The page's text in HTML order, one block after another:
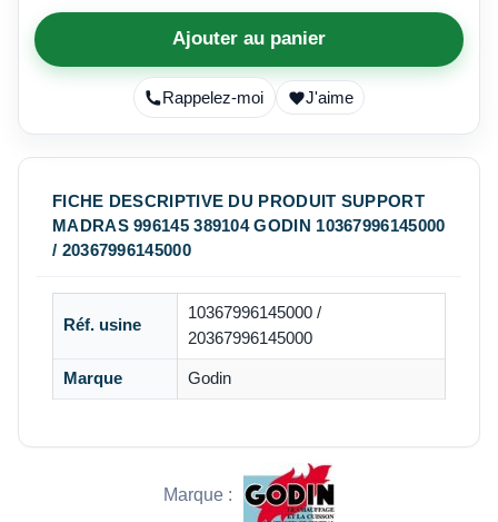
Ajouter au panier
Rappelez-moi J'aime
FICHE DESCRIPTIVE DU PRODUIT SUPPORT
MADRAS 996145 389104 GODIN 10367996145000
/ 20367996145000
Réf. usine
10367996145000 /
20367996145000
Marque Godin
Marque :